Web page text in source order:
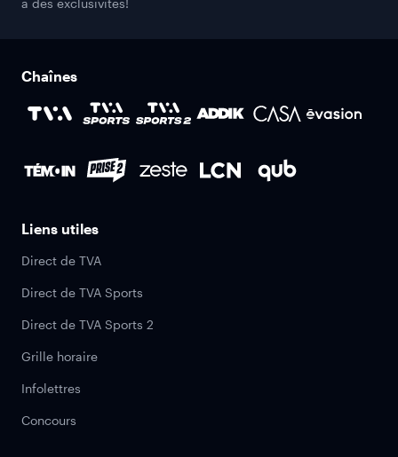
à des exclusivités!
Chaînes
Liens utiles
Direct de TVA
Direct de TVA Sports
Direct de TVA Sports 2
Grille horaire
Infolettres
Concours